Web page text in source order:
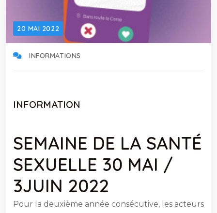
20 MAI 2022
INFORMATIONS
INFORMATION
SEMAINE DE LA SANTÉ
SEXUELLE 30 MAI /
3JUIN 2022
Pour la deuxième année consécutive, les acteurs